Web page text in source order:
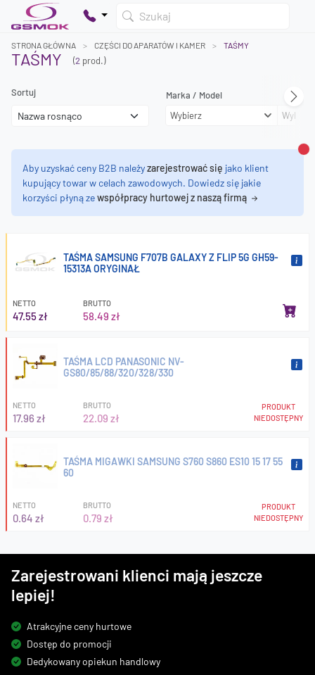
Szukaj
Twój koszyk jest pusty
Dodaj produkty, aby kontynuować.
STRONA GŁÓWNA CZĘŚCI DO APARATÓW I KAMER TAŚMY
TAŚMY (2 prod.)
Sortuj
Marka / Model
Wybierz
Wybierz
Aby uzyskać ceny B2B należyzarejestrować się jako klient
kupujący towar w celach zawodowych. Dowiedz się jakie
korzyści płyną zewspółpracy hurtowej z naszą firmą
TAŚMA SAMSUNG F707B GALAXY Z FLIP 5G GH59-
15313A ORYGINAŁ
NETTO
47.55 zł
BRUTTO
58.49 zł
TAŚMA LCD PANASONIC NV-
GS80/85/88/320/328/330
NETTO
17.96 zł
BRUTTO
22.09 zł
PRODUKT
NIEDOSTĘPNY
TAŚMA MIGAWKI SAMSUNG S760 S860 ES10 15 17 55
60
NETTO
0.64 zł
BRUTTO
0.79 zł
PRODUKT
NIEDOSTĘPNY
Zarejestrowani klienci mają jeszcze
lepiej!
Atrakcyjne ceny hurtowe
Dostęp do promocji
Dedykowany opiekun handlowy